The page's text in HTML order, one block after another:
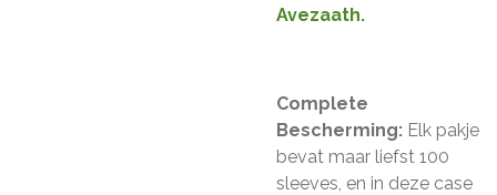
Avezaath.
Complete
Bescherming: Elk pakje
bevat maar liefst 100
sleeves, en in deze case